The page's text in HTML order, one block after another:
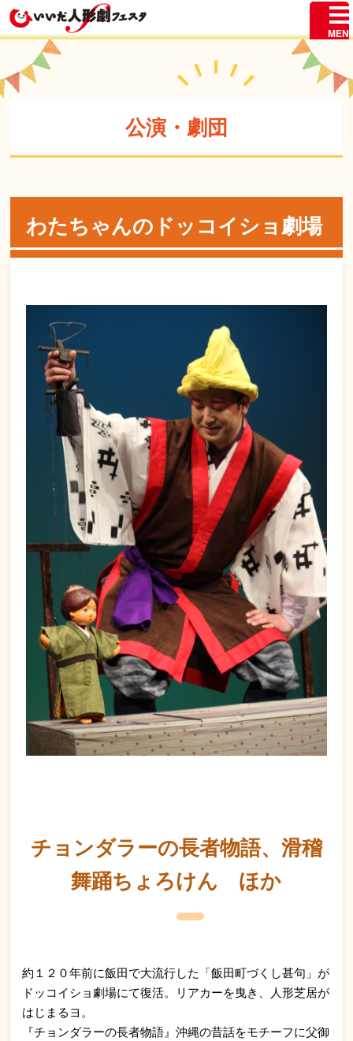
公演・劇団
わたちゃんのドッコイショ劇場
チョンダラーの長者物語、滑稽
舞踊ちょろけん ほか
約１２０年前に飯田で大流行した「飯田町づくし甚句」が
ドッコイショ劇場にて復活。リアカーを曳き、人形芝居が
はじまるヨ。
『チョンダラーの長者物語』沖縄の昔話をモチーフに父御